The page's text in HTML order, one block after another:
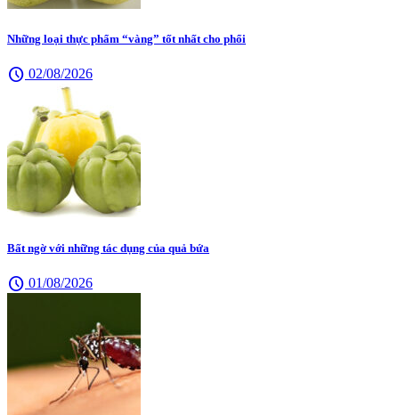
Những loại thực phẩm “vàng” tốt nhất cho phổi
schedule 02/08/2026
Bất ngờ với những tác dụng của quả bứa
schedule 01/08/2026